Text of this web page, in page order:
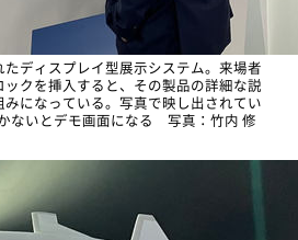
ディスプレイ型展示システム。来場者
クを挿入すると、その製品の詳細な説
になっている。写真で映し出されてい
ないとデモ画面になる 写真：竹内 修